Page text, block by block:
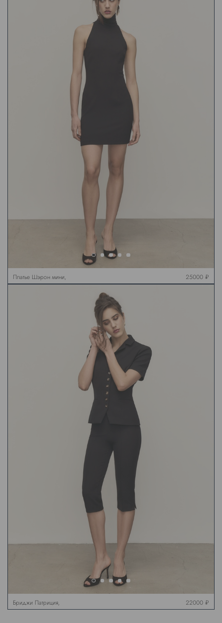
Платье Шэрон мини,
черное
25000 ₽
Бриджи Патриция,
черные
22000 ₽